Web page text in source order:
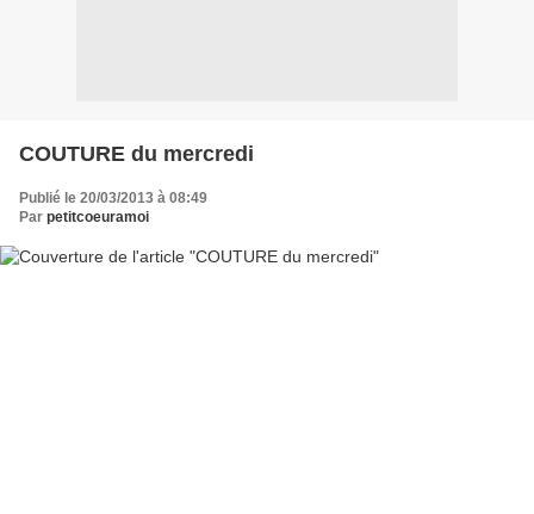
COUTURE du mercredi
Publié le 20/03/2013 à 08:49
Par petitcoeuramoi